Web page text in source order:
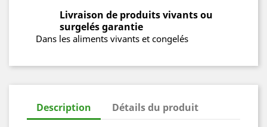
Livraison de produits vivants ou
surgelés garantie
Dans les aliments vivants et congelés
Description Détails du produit